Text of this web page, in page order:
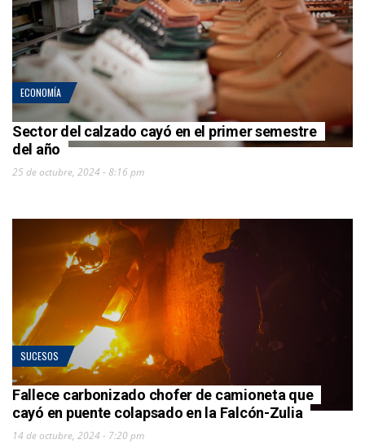
ECONOMÍA
Sector del calzado cayó en el primer semestre
del año
25 de octubre, 2024 - 8:16 pm
SUCESOS
Fallece carbonizado chofer de camioneta que
cayó en puente colapsado en la Falcón-Zulia
14 de octubre, 2024 - 7:20 pm